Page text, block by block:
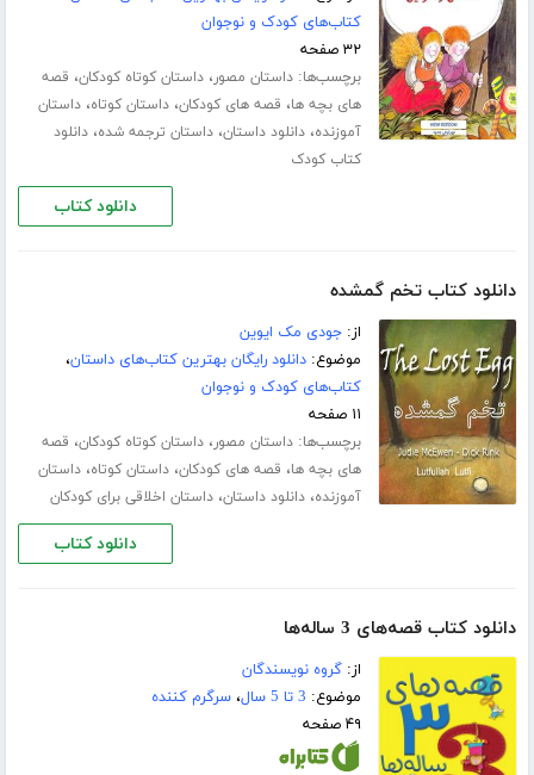
کتاب‌های کودک و نوجوان
۳۲ صفحه
برچسب‌ها:داستان مصور،داستان کوتاه کودکان، قصه
های بچه ها، قصه های کودکان،داستان کوتاه،داستان
آموزنده،دانلود داستان،داستان ترجمه شده،دانلود
کتاب کودک
دانلود کتاب
دانلود کتاب تخم گمشده
از:جودی مک ایوین
موضوع:دانلود رایگان بهترین کتاب‌های داستان،
کتاب‌های کودک و نوجوان
۱۱ صفحه
برچسب‌ها:داستان مصور،داستان کوتاه کودکان، قصه
های بچه ها، قصه های کودکان،داستان کوتاه،داستان
آموزنده،دانلود داستان،داستان اخلاقی برای کودکان
دانلود کتاب
دانلود کتاب قصه‌های 3 ساله‌ها
از:گروه نویسندگان
موضوع: 3 تا 5 سال ،سرگرم کننده
۴۹ صفحه